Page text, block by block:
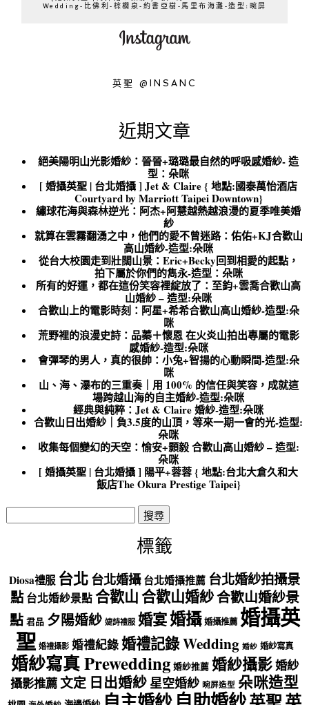
Wedding-比佛利-棕櫚泉-約書亞樹-馬里布海灘-造型:晼屏
英聖 @INSANC
近期文章
絕美陽明山光影婚紗：晉晉+璐璐最自然的呼吸感婚紗- 造
型：朵咪
[ 婚攝英聖 | 台北婚攝 ] Jet & Claire { 地點:國泰萬怡酒店
Courtyard by Marriott Taipei Downtown}
繡球花海與森林逆光：阿杰+阿慧越熱越浪漫的夏季唯美婚
紗
就算在雲霧翻湧之中，他們的愛不曾迷路：佑佑+KJ合歡山
高山婚紗-造型:朵咪
從台大校園走到壯闊山景：Eric+Becky回到相愛的起點，
拍下屬於你們的雋永-造型：朵咪
所有的好運，都在這份笑容裡綻放了：至鈞+雲喬合歡山高
山婚紗 – 造型:朵咪
合歡山上的電影時刻：阿星+希希合歡山高山婚紗-造型:朵
咪
荒野裡的浪漫史詩：品蓁＋懷恩 在火炎山拍出專屬的電影
感婚紗-造型:朵咪
會彈琴的男人，真的很帥：小兔+智揚的心動瞬間-造型:朵
咪
山、海、瀑布的三重奏｜用 100% 的信任與笑容，成就這
場跨越山海的自主婚紗-造型:朵咪
經典與純粹：Jet & Claire 婚紗-造型:朵咪
合歡山日出婚紗｜負3.5度的山頂，等來一期一會的光-造型:
朵咪
收集每個變幻的天空：愉安+顥毅 合歡山高山婚紗 – 造型:
朵咪
[ 婚攝英聖 | 台北婚攝 ] 陽平+蓉蓉 { 地點:台北大倉久和大
飯店The Okura Prestige Taipei}
搜
尋
標籤
Diosa禮服 台北台北婚攝 台北婚攝推薦 台北婚紗拍攝景
點 台北婚紗景點 合歡山合歡山婚紗合歡山婚紗景
點 君品 夕陽婚紗 婕詩禮服 婚宴婚攝 婚攝推薦 婚攝英
聖 婚禮攝影 婚禮紀錄婚禮記錄 Wedding 婚紗 婚紗寫真
婚紗寫真 Prewedding 婚紗推薦 婚紗攝影婚紗
攝影推薦文定 日出婚紗星空婚紗 晼屏造型 朵咪造型